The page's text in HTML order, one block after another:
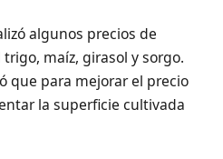
algunos precios de
maíz, girasol y sorgo.
que para mejorar el precio
la superficie cultivada